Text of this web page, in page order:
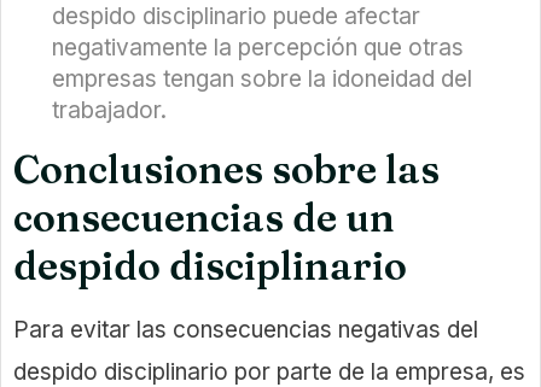
despido disciplinario puede afectar
negativamente la percepción que otras
empresas tengan sobre la idoneidad del
trabajador.
Conclusiones sobre las
consecuencias de un
despido disciplinario
Para evitar las consecuencias negativas del
despido disciplinario por parte de la empresa, es